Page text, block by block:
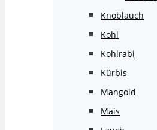
Knoblauch
Kohl
Kohlrabi
Kürbis
Mangold
Mais